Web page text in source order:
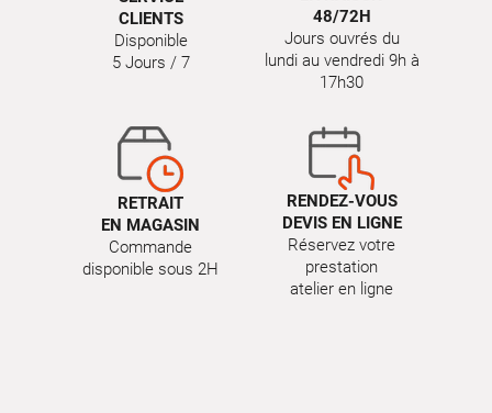
CLIENTS
Disponible
5 Jours / 7
48/72H
Jours ouvrés du
lundi au vendredi 9h à
17h30
RETRAIT
EN MAGASIN
Commande
disponible sous 2H
RENDEZ-VOUS
DEVIS EN LIGNE
Réservez votre
prestation
atelier en ligne